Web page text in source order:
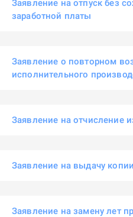
Заявление на отпуск без
заработной платы
Заявление о повторном
исполнительного
Заявление на отчисление
Заявление на выдачу
Заявление на замену лет